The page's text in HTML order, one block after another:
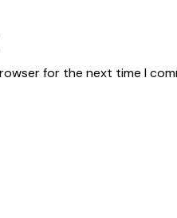
for the next time I